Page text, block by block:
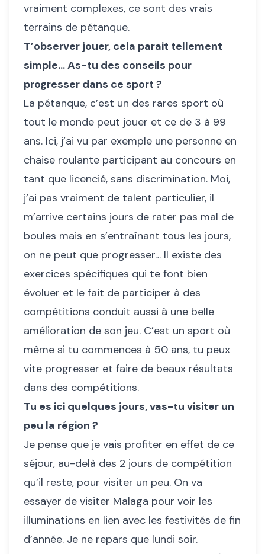
vraiment complexes, ce sont des vrais
terrains de pétanque.
T’observer jouer, cela parait tellement
simple… As-tu des conseils pour
progresser dans ce sport ?
La pétanque, c’est un des rares sport où
tout le monde peut jouer et ce de 3 à 99
ans. Ici, j’ai vu par exemple une personne en
chaise roulante participant au concours en
tant que licencié, sans discrimination. Moi,
j’ai pas vraiment de talent particulier, il
m’arrive certains jours de rater pas mal de
boules mais en s’entraînant tous les jours,
on ne peut que progresser… Il existe des
exercices spécifiques qui te font bien
évoluer et le fait de participer à des
compétitions conduit aussi à une belle
amélioration de son jeu. C’est un sport où
même si tu commences à 50 ans, tu peux
vite progresser et faire de beaux résultats
dans des compétitions.
Tu es ici quelques jours, vas-tu visiter un
peu la région ?
Je pense que je vais profiter en effet de ce
séjour, au-delà des 2 jours de compétition
qu’il reste, pour visiter un peu. On va
essayer de visiter Malaga pour voir les
illuminations en lien avec les festivités de fin
d’année. Je ne repars que lundi soir.